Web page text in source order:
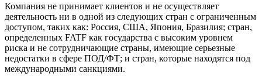
Компания не принимает клиентов и не осуществляет
деятельность ни в одной из следующих стран с ограниченным
доступом, таких как: Россия, США, Япония, Бразилия; стран,
определенных FATF как государства с высоким уровнем
риска и не сотрудничающие страны, имеющие серьезные
недостатки в сфере ПОД/ФТ; и стран, которые находятся под
международными санкциями.